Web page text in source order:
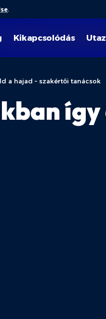
.
Kikapcsolódás
a hajad – szakértői tanácsok